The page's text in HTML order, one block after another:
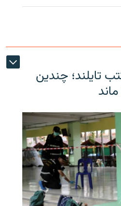
تایلند؛ چندین